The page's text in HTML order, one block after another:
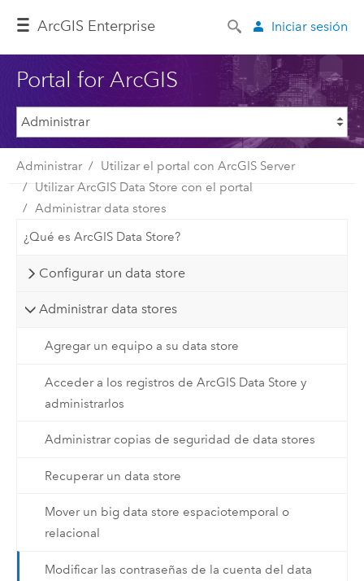
ArcGIS Enterprise Iniciar sesión
Portal for ArcGIS
Administrar
Utilizar el portal con ArcGIS Server
Utilizar ArcGIS Data Store con el portal
Administrar data stores
¿Qué es ArcGIS Data Store?
Configurar un data store
Administrar data stores
Agregar un equipo a su data store
Acceder a los registros de ArcGIS Data Store y
administrarlos
Administrar copias de seguridad de data stores
Recuperar un data store
Mover un big data store espaciotemporal o
relacional
Modificar las contraseñas de la cuenta del data